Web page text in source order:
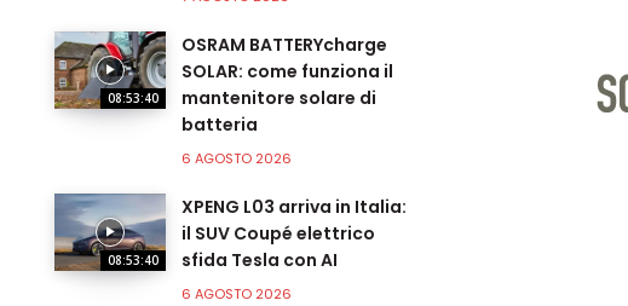
08:53:40
OSRAM BATTERYcharge
SOLAR: come funziona il
mantenitore solare di
batteria
6 AGOSTO 2026
08:53:40
XPENG L03 arriva in Italia:
il SUV Coupé elettrico
sfida Tesla con AI
6 AGOSTO 2026